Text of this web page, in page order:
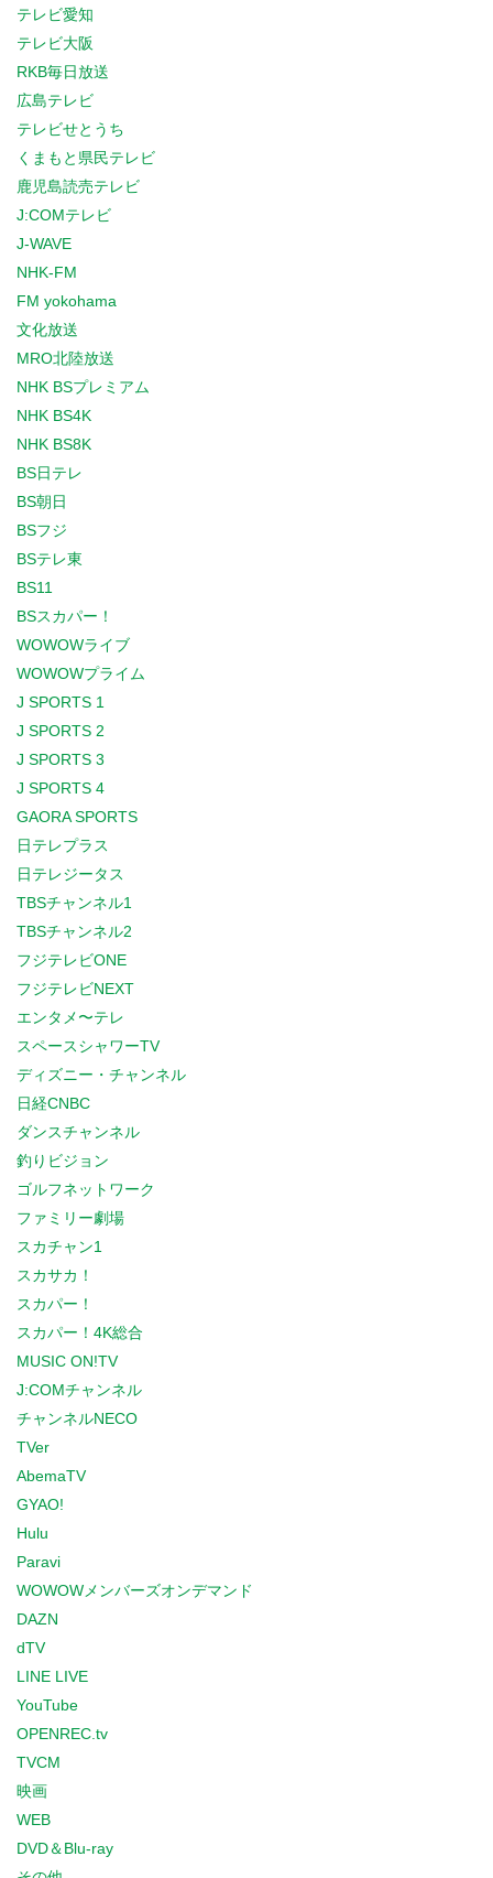
テレビ愛知
テレビ大阪
RKB毎日放送
広島テレビ
テレビせとうち
くまもと県民テレビ
鹿児島読売テレビ
J:COMテレビ
J-WAVE
NHK-FM
FM yokohama
文化放送
MRO北陸放送
NHK BSプレミアム
NHK BS4K
NHK BS8K
BS日テレ
BS朝日
BSフジ
BSテレ東
BS11
BSスカパー！
WOWOWライブ
WOWOWプライム
J SPORTS 1
J SPORTS 2
J SPORTS 3
J SPORTS 4
GAORA SPORTS
日テレプラス
日テレジータス
TBSチャンネル1
TBSチャンネル2
フジテレビONE
フジテレビNEXT
エンタメ〜テレ
スペースシャワーTV
ディズニー・チャンネル
日経CNBC
ダンスチャンネル
釣りビジョン
ゴルフネットワーク
ファミリー劇場
スカチャン1
スカサカ！
スカパー！
スカパー！4K総合
MUSIC ON!TV
J:COMチャンネル
チャンネルNECO
TVer
AbemaTV
GYAO!
Hulu
Paravi
WOWOWメンバーズオンデマンド
DAZN
dTV
LINE LIVE
YouTube
OPENREC.tv
TVCM
映画
WEB
DVD＆Blu-ray